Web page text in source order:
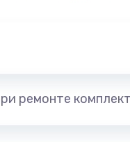
ремонте